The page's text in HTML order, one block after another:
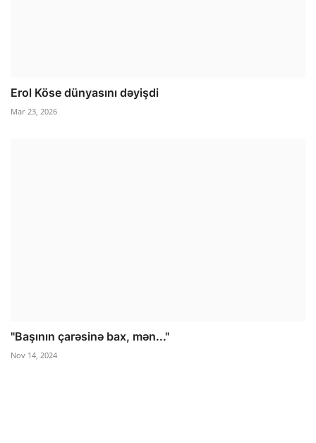
Erol Köse dünyasını dəyişdi
Mar 23, 2026
"Başının çarəsinə bax, mən..."
Nov 14, 2024